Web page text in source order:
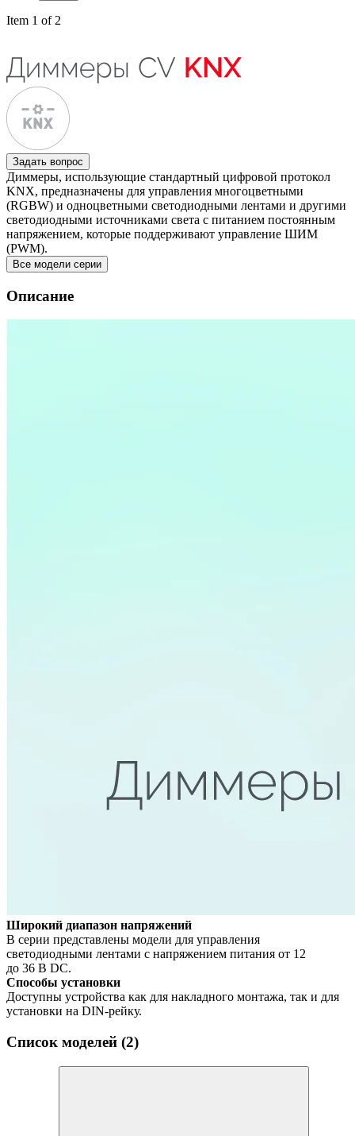
Item 1 of 2
Задать вопрос
Диммеры, использующие стандартный цифровой протокол
KNX, предназначены для управления многоцветными
(RGBW) и одноцветными светодиодными лентами и другими
светодиодными источниками света с питанием постоянным
напряжением, которые поддерживают управление ШИМ
(PWM).
Все модели серии
Описание
Широкий диапазон напряжений
В серии представлены модели для управления
светодиодными лентами с напряжением питания от 12
до 36 В DC.
Способы установки
Доступны устройства как для накладного монтажа, так и для
установки на DIN-рейку.
Список моделей (2)